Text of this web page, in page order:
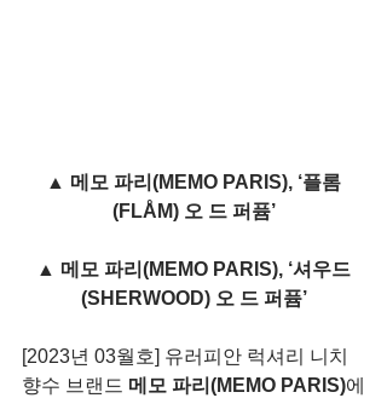
▲ 메모 파리(MEMO PARIS), ‘플롬
(FLÅM) 오 드 퍼퓸’
▲ 메모 파리(MEMO PARIS), ‘셔우드
(SHERWOOD) 오 드 퍼퓸’
[2023년 03월호] 유러피안 럭셔리 니치
향수 브랜드 메모 파리(MEMO PARIS)에